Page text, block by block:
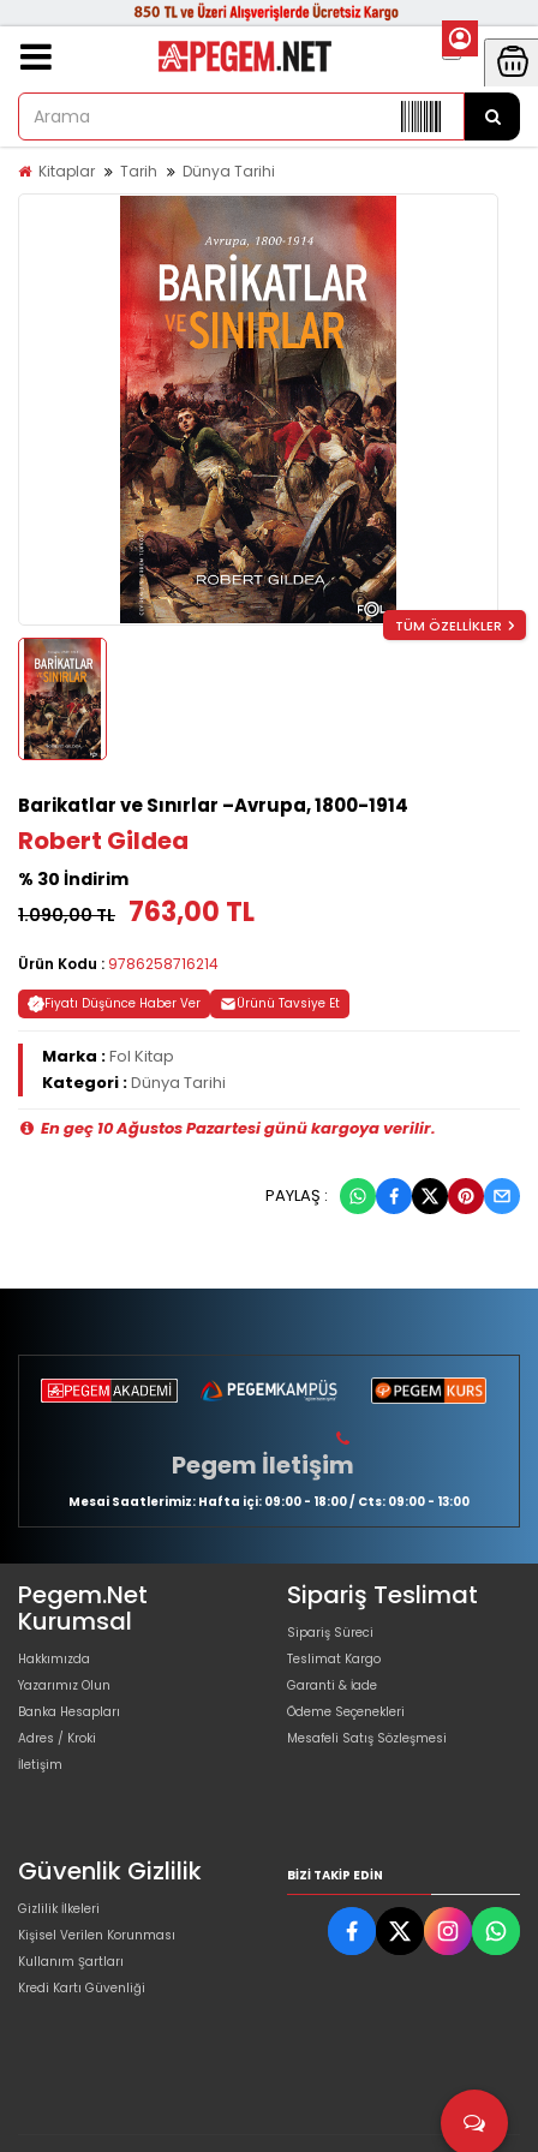
Kitaplar Tarih Dünya Tarihi
TÜM ÖZELLİKLER
Barikatlar ve Sınırlar –Avrupa, 1800-1914
Robert Gildea
% 30 İndirim
1.090,00 TL 763,00 TL
Ürün Kodu : 9786258716214
Fiyatı Düşünce Haber Ver Ürünü Tavsiye Et
Marka :Fol Kitap
Kategori :Dünya Tarihi
En geç 10 Ağustos Pazartesi günü kargoya verilir.
PAYLAŞ :
Pegem İletişim
Mesai Saatlerimiz: Hafta içi: 09:00 - 18:00 / Cts: 09:00 - 13:00
Pegem.Net
Kurumsal
Hakkımızda
Yazarımız Olun
Banka Hesapları
Adres / Kroki
İletişim
Sipariş Teslimat
Sipariş Süreci
Teslimat Kargo
Garanti & İade
Ödeme Seçenekleri
Mesafeli Satış Sözleşmesi
Güvenlik Gizlilik
Gizlilik İlkeleri
Kişisel Verilen Korunması
Kullanım Şartları
Kredi Kartı Güvenliği
BIZI TAKIP EDIN